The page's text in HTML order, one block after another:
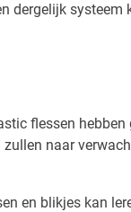
dergelijk systeem
flessen
naar
en blikjes kan